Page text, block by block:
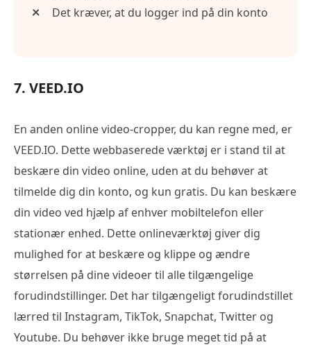
Det kræver, at du logger ind på din konto
7. VEED.IO
En anden online video-cropper, du kan regne med, er
VEED.IO. Dette webbaserede værktøj er i stand til at
beskære din video online, uden at du behøver at
tilmelde dig din konto, og kun gratis. Du kan beskære
din video ved hjælp af enhver mobiltelefon eller
stationær enhed. Dette onlineværktøj giver dig
mulighed for at beskære og klippe og ændre
størrelsen på dine videoer til alle tilgængelige
forudindstillinger. Det har tilgængeligt forudindstillet
lærred til Instagram, TikTok, Snapchat, Twitter og
Youtube. Du behøver ikke bruge meget tid på at